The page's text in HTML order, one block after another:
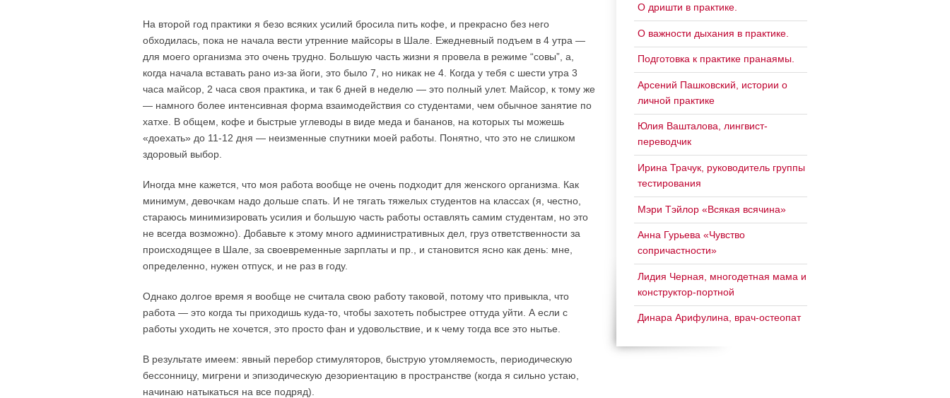
На второй год практики я безо всяких усилий бросила пить кофе, и прекрасно без него
обходилась, пока не начала вести утренние майсоры в Шале. Ежедневный подъем в 4 утра —
для моего организма это очень трудно. Большую часть жизни я провела в режиме “совы”, а,
когда начала вставать рано из-за йоги, это было 7, но никак не 4. Когда у тебя с шести утра 3
часа майсор, 2 часа своя практика, и так 6 дней в неделю — это полный улет. Майсор, к тому же
— намного более интенсивная форма взаимодействия со студентами, чем обычное занятие по
хатхе. В общем, кофе и быстрые углеводы в виде меда и бананов, на которых ты можешь
«доехать» до 11-12 дня — неизменные спутники моей работы. Понятно, что это не слишком
здоровый выбор.
Иногда мне кажется, что моя работа вообще не очень подходит для женского организма. Как
минимум, девочкам надо дольше спать. И не тягать тяжелых студентов на классах (я, честно,
стараюсь минимизировать усилия и большую часть работы оставлять самим студентам, но это
не всегда возможно). Добавьте к этому много административных дел, груз ответственности за
происходящее в Шале, за своевременные зарплаты и пр., и становится ясно как день: мне,
определенно, нужен отпуск, и не раз в году.
Однако долгое время я вообще не считала свою работу таковой, потому что привыкла, что
работа — это когда ты приходишь куда-то, чтобы захотеть побыстрее оттуда уйти. А если с
работы уходить не хочется, это просто фан и удовольствие, и к чему тогда все это нытье.
В результате имеем: явный перебор стимуляторов, быструю утомляемость, периодическую
бессонницу, мигрени и эпизодическую дезориентацию в пространстве (когда я сильно устаю,
начинаю натыкаться на все подряд).
О дришти в практике.
О важности дыхания в практике.
Подготовка к практике пранаямы.
Арсений Пашковский, истории о
личной практике
Юлия Вашталова, лингвист-
переводчик
Ирина Трачук, руководитель группы
тестирования
Мэри Тэйлор «Всякая всячина»
Анна Гурьева «Чувство
сопричастности»
Лидия Черная, многодетная мама и
конструктор-портной
Динара Арифулина, врач-остеопат